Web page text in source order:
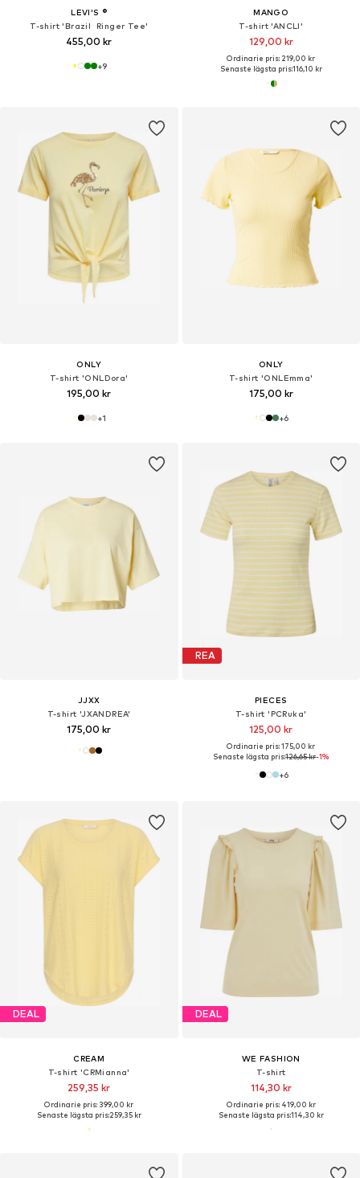
LEVI'S ®
T-shirt 'Brazil Ringer Tee'
455,00 kr
+9
MANGO
T-shirt 'ANCLI'
129,00 kr
Ordinarie pris: 219,00 kr
Senaste lägsta pris:116,10 kr
ONLY
T-shirt 'ONLDora'
195,00 kr
+1
ONLY
T-shirt 'ONLEmma'
175,00 kr
+6
JJXX
T-shirt 'JXANDREA'
175,00 kr
REA
PIECES
T-shirt 'PCRuka'
125,00 kr
Ordinarie pris: 175,00 kr
Senaste lägsta pris:126,65 kr-1%
+6
DEAL
CREAM
T-shirt 'CRMianna'
259,35 kr
Ordinarie pris: 399,00 kr
Senaste lägsta pris:259,35 kr
DEAL
WE FASHION
T-shirt
114,30 kr
Ordinarie pris: 419,00 kr
Senaste lägsta pris:114,30 kr